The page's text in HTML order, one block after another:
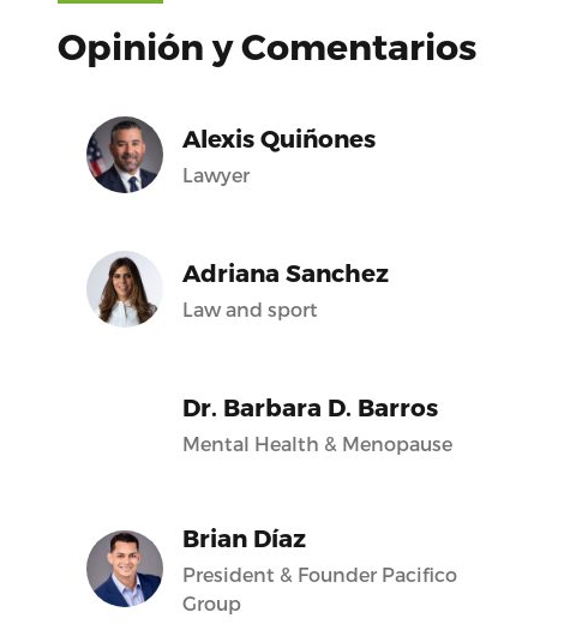
Opinión y Comentarios
Alexis Quiñones
Lawyer
Adriana Sanchez
Law and sport
Dr. Barbara D. Barros
Mental Health & Menopause
Brian Díaz
President & Founder Pacifico
Group